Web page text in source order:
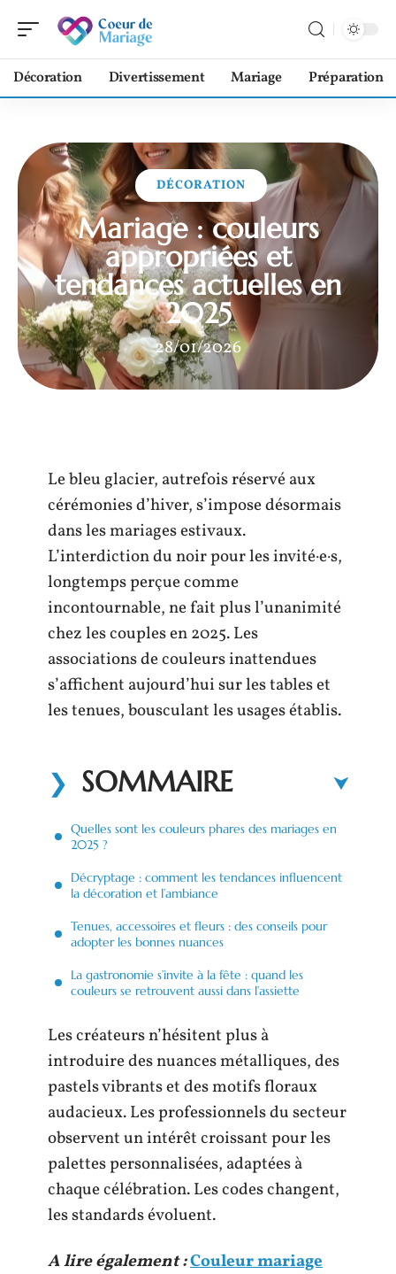
Décoration Divertissement Mariage Préparation
DÉCORATION
Mariage : couleurs
appropriées et
tendances actuelles en
2025
28/01/2026
Le bleu glacier, autrefois réservé aux
cérémonies d’hiver, s’impose désormais
dans les mariages estivaux.
L’interdiction du noir pour les invité·e·s,
longtemps perçue comme
incontournable, ne fait plus l’unanimité
chez les couples en 2025. Les
associations de couleurs inattendues
s’affichent aujourd’hui sur les tables et
les tenues, bousculant les usages établis.
SOMMAIRE
Quelles sont les couleurs phares des mariages en
2025 ?
Décryptage : comment les tendances influencent
la décoration et l’ambiance
Tenues, accessoires et fleurs : des conseils pour
adopter les bonnes nuances
La gastronomie s’invite à la fête : quand les
couleurs se retrouvent aussi dans l’assiette
Les créateurs n’hésitent plus à
introduire des nuances métalliques, des
pastels vibrants et des motifs floraux
audacieux. Les professionnels du secteur
observent un intérêt croissant pour les
palettes personnalisées, adaptées à
chaque célébration. Les codes changent,
les standards évoluent.
A lire également :Couleur mariage